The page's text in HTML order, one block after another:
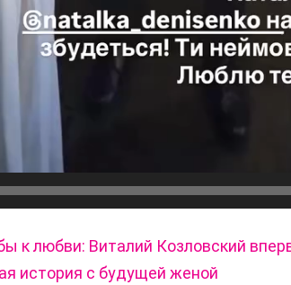
к любви: Виталий Козловский
история с будущей женой